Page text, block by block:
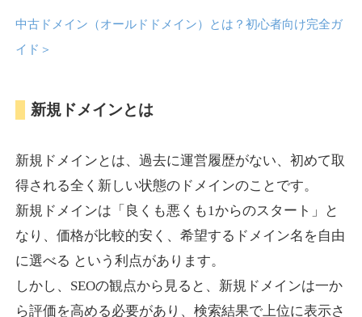
詳細を見る
anipani.jp
DA 37 外部リンク数
lowslotfamilylocal.com
ジャンルその他
DA37 外部リンク数653 ドメイン年齢 1年
中古ドメイン（オールドドメイン）とは？初心者向け完全ガ
イド ＞
新規ドメインとは
新規ドメインとは、過去に運営履歴がない、初めて取
得される全く新しい状態のドメインのことです。
新規ドメインは「良くも悪くも1からのスタート」と
なり、価格が比較的安く、希望するドメイン名を自由
に選べる という利点があります。
しかし、SEOの観点から見ると、新規ドメインは一か
ら評価を高める必要があり、検索結果で上位に表示さ